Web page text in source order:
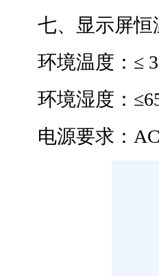
七、显示屏
环境温度：≤
环境湿度：
电源要求：